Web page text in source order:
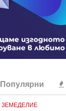
Популярни
ЗЕМЕДЕЛИЕ